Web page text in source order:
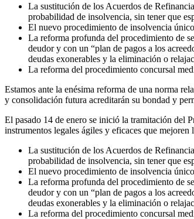
La sustitución de los Acuerdos de
probabilidad de insolvencia, sin tener que
El nuevo procedimiento de insolvencia
La reforma profunda del procedimiento de
deudor y con un “plan de pagos a los
deudas exonerables y la eliminación o
La reforma del procedimiento concursal
Estamos ante la enésima reforma de una norma
y consolidación futura acreditarán su bondad y
El pasado 14 de enero se inició la tramitación del
instrumentos legales ágiles y eficaces que
La sustitución de los Acuerdos de
probabilidad de insolvencia, sin tener que
El nuevo procedimiento de insolvencia
La reforma profunda del procedimiento de
deudor y con un “plan de pagos a los
deudas exonerables y la eliminación o
La reforma del procedimiento concursal